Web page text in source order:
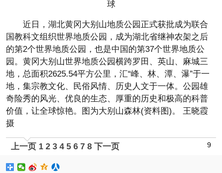
近日，湖北黄冈大别山地质公园正式获批成为联合
国教科文组织世界地质公园，成为湖北省继神农架之后
的第2个世界地质公园，也是中国的第37个世界地质公
园。黄冈大别山世界地质公园横跨罗田、英山、麻城三
地，总面积2625.54平方公里，汇“峰、林、潭、瀑”于一
地，集宗教文化、民俗风情、历史人文于一体。公园雄
奇险秀的风光、优良的生态、厚重的历史和极高的科普
价值，让全球惊艳。图为大别山森林(资料图)。 王晓霞
摄
上一页 1 2 3 4 5 6 7 8 9
下一页